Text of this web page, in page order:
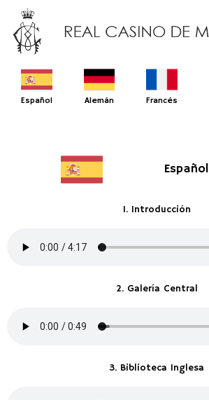
Español Alemán Francés
Español
1. Introducción
2. Galería Central
3. Biblioteca Inglesa